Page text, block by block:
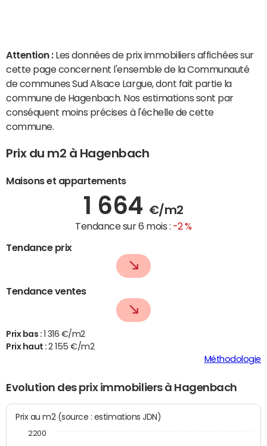
Attention : Les données de prix immobiliers affichées sur
cette page concernent l'ensemble de la Communauté
de communes Sud Alsace Largue, dont fait partie la
commune de Hagenbach. Nos estimations sont par
conséquent moins précises à l'échelle de cette
commune.
Prix du m2 à Hagenbach
Maisons et appartements
1 664 €/m2
Tendance sur 6 mois : -2 %
Tendance prix
Tendance ventes
Prix bas :
1 316 €/m2
Prix haut :2 155 €/m2
Méthodologie
Evolution des prix immobiliers à Hagenbach
Prix au m2 (source : estimations JDN)
2200